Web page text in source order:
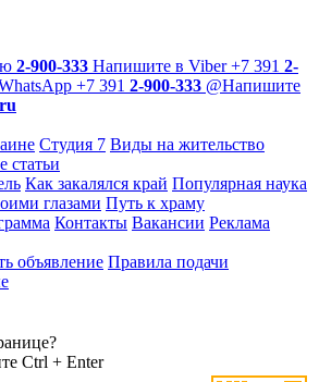
2-900-333 Напишите в Viber +7 391 2-
+7 391 2-900-333 @Напишите
Студия 7 Виды на жительство
статьи
Как закалялся край Популярная наука
глазами Путь к храму
Контакты Вакансии Реклама
объявление Правила подачи
Ctrl + Enter